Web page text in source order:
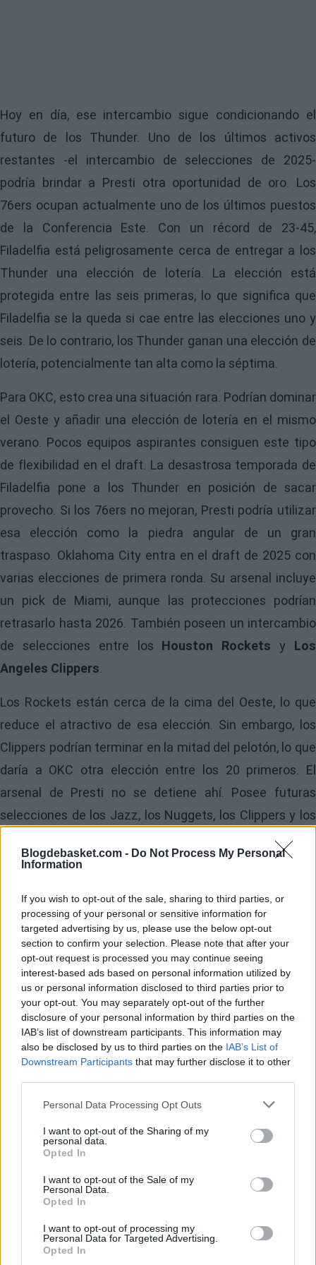
Blogdebasket.com - Do Not Process My Personal
Information
If you wish to opt-out of the sale, sharing to third parties, or
processing of your personal or sensitive information for
targeted advertising by us, please use the below opt-out
section to confirm your selection. Please note that after your
opt-out request is processed you may continue seeing
interest-based ads based on personal information utilized by
us or personal information disclosed to third parties prior to
your opt-out. You may separately opt-out of the further
disclosure of your personal information by third parties on the
IAB’s list of downstream participants. This information may
also be disclosed by us to third parties on the IAB’s List of
Downstream Participants that may further disclose it to other
Personal Data Processing Opt Outs
I want to opt-out of the Sharing of my
personal data.
Opted In
I want to opt-out of the Sale of my
Personal Data.
Opted In
I want to opt-out of processing my
Personal Data for Targeted Advertising.
Opted In
Hoy en día, ese intercambio sigue condicionando el
futuro de los Thunder. Uno de los últimos activos
restantes -el intercambio de selecciones de 2025-
podría brindar a Presti otra oportunidad de oro. Los
76ers ocupan actualmente uno de los últimos puestos
de la Conferencia Este. Con un récord de 23-45,
Filadelfia está peligrosamente cerca de entregar a los
Thunder una elección de lotería. La elección está
protegida entre las seis primeras, lo que significa que
Filadelfia se la queda si cae entre las elecciones uno y
seis. De lo contrario, los Thunder ganan una elección de
lotería, potencialmente tan alta como la séptima.
Para OKC, esto crea una situación rara. Podrían dominar
el Oeste y añadir una elección de lotería en el mismo
verano. Pocos equipos aspirantes consiguen este tipo
de flexibilidad en el draft. La desastrosa temporada de
Filadelfia pone a los Thunder en posición de sacar
provecho. Si los 76ers no mejoran, Presti podría utilizar
esa elección como la piedra angular de un gran
traspaso. Oklahoma City entra en el draft de 2025 con
varias elecciones de primera ronda. Su arsenal incluye
un pick de Miami, aunque las protecciones podrían
retrasarlo hasta 2026. También poseen un intercambio
de selecciones entre los Houston Rockets y Los
Angeles Clippers.
Los Rockets están cerca de la cima del Oeste, lo que
reduce el atractivo de esa elección. Sin embargo, los
Clippers podrían terminar en la mitad del pelotón, lo que
daría a OKC otra elección entre los 20 primeros. El
arsenal de Presti no se detiene ahí. Posee futuras
selecciones de los Jazz, los Nuggets, los Clippers y los
Mavericks. Algunas de estas selecciones llegan hasta
2029. Un activo particularmente intrigante es el
Kawhi LeonardyJames Hardenprobablemente
estarán en declive o se habrán ido. Ese pick podría llegar
a ser muy valioso.
Todo este capital del draft da a Presti una tremenda
flexibilidad. Podría apostar fuerte por Flagg. Flagg es un
alero grande con una gran capacidad de anotación,
defensa y madurez. Sus habilidades encajan a la
dirección de
Mark Daigneault
. Flagg podría convertirse
incluso llegar a ser la segunda opción por detrás de
hacen de él un jugador ideal.
La fórmula que